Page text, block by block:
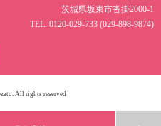
茨城県坂東市沓掛2000-1
TEL. 0120-029-733 (029-898-9874)
All rights reserved